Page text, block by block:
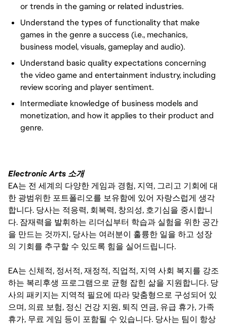
or trends in the gaming or related industries.
Understand the types of functionality that make
games in the genre a success (i.e., mechanics,
business model, visuals, gameplay and audio).
Understand basic quality expectations concerning
the video game and entertainment industry, including
review scoring and player sentiment.
Intermediate knowledge of business models and
monetization, and how it applies to their product and
genre.
Electronic Arts 소개
EA는 전 세계의 다양한 게임과 경험, 지역, 그리고 기회에 대
한 광범위한 포트폴리오를 보유함에 있어 자랑스럽게 생각
합니다. 당사는 적응력, 회복력, 창의성, 호기심을 중시합니
다. 잠재력을 발휘하는 리더십부터 학습과 실험을 위한 공간
을 만드는 것까지, 당사는 여러분이 훌륭한 일을 하고 성장
의 기회를 추구할 수 있도록 힘을 실어드립니다.
EA는 신체적, 정서적, 재정적, 직업적, 지역 사회 복지를 강조
하는 복리후생 프로그램으로 균형 잡힌 삶을 지원합니다. 당
사의 패키지는 지역적 필요에 따라 맞춤형으로 구성되어 있
으며, 의료 보험, 정신 건강 지원, 퇴직 연금, 유급 휴가, 가족
휴가, 무료 게임 등이 포함될 수 있습니다. 당사는 팀이 항상